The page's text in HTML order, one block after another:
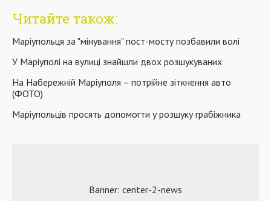
Читайте також:
Маріупольця за "мінування" пост-мосту позбавили волі
У Маріуполі на вулиці знайшли двох розшукуваних
На Набережній Маріуполя – потрійне зіткнення авто
(ФОТО)
Маріупольців просять допомогти у розшуку грабіжника